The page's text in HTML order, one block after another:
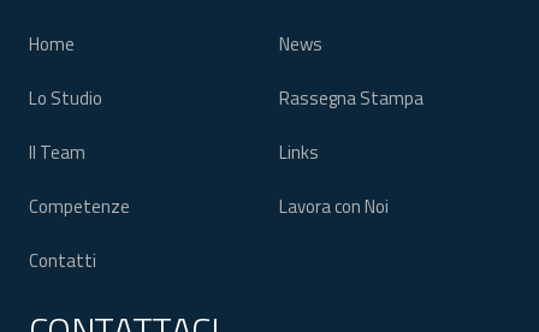
Home
Lo Studio
Il Team
Competenze
Contatti
News
Rassegna Stampa
Links
Lavora con Noi